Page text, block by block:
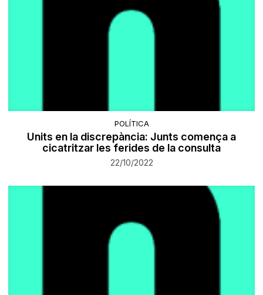
POLÍTICA
Units en la discrepància: Junts comença a
cicatritzar les ferides de la consulta
22/10/2022